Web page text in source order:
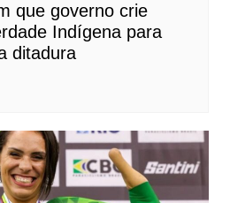
que governo crie
Indígena para
ditadura